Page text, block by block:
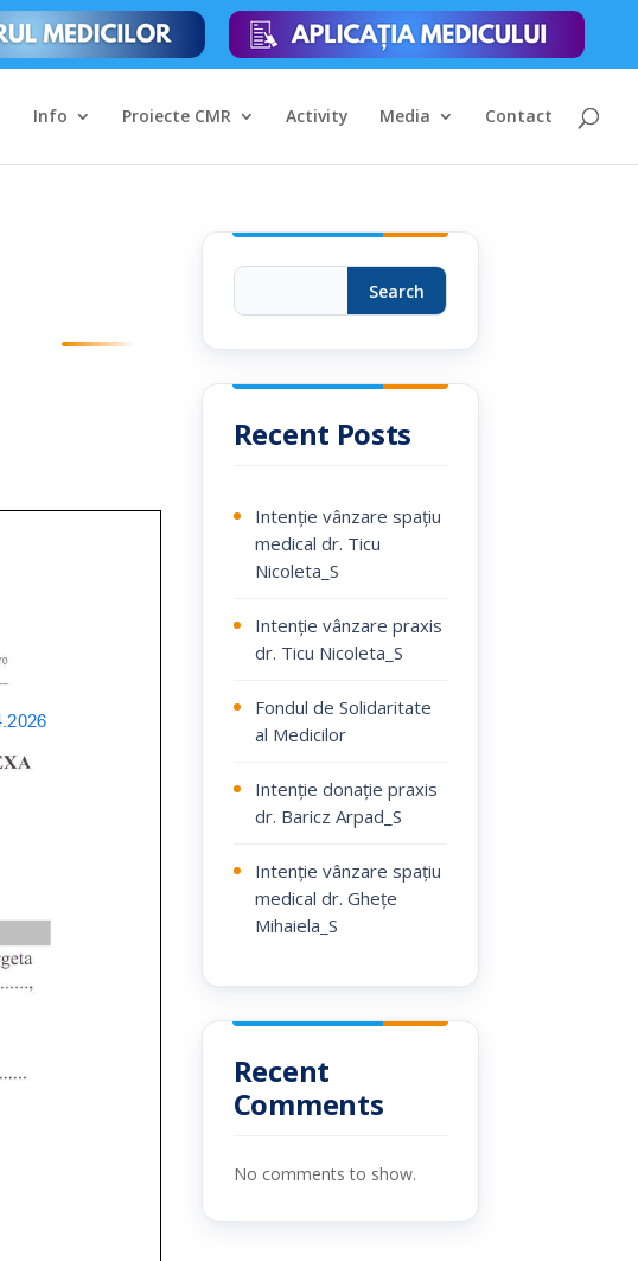
Info Proiecte CMR Activity Media Contact
Search
Recent Posts
Intenție vânzare spațiu
medical dr. Ticu
Nicoleta_S
Intenție vânzare praxis
dr. Ticu Nicoleta_S
Fondul de Solidaritate
al Medicilor
Intenție donație praxis
dr. Baricz Arpad_S
Intenție vânzare spațiu
medical dr. Ghețe
Mihaiela_S
Recent
Comments
No comments to show.